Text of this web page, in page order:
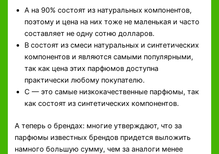
А на 90% состоят из натуральных компонентов,
поэтому и цена на них тоже не маленькая и часто
составляет не одну сотню долларов.
В состоят из смеси натуральных и синтетических
компонентов и являются самыми популярными,
так как цена этих парфюмов доступна
практически любому покупателю.
С — это самые низкокачественные парфюмы, так
как состоят из синтетических компонентов.
А теперь о брендах: многие утверждают, что за
парфюмы известных брендов придется выложить
намного большую сумму, чем за аналоги менее